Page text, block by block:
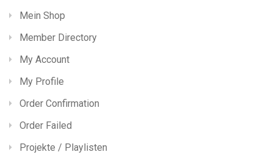
Mein Shop
Member Directory
My Account
My Profile
Order Confirmation
Order Failed
Projekte / Playlisten